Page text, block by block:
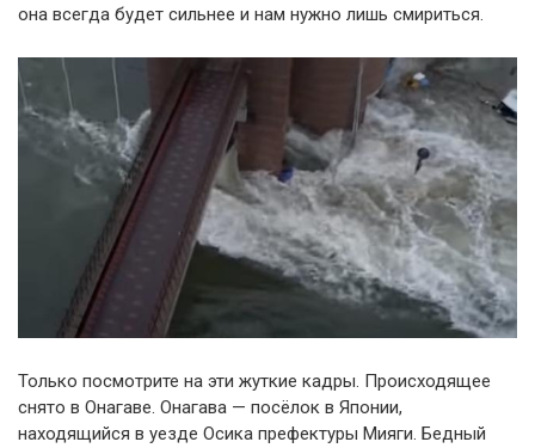
она всегда будет сильнее и нам нужно лишь смириться.
Только посмотрите на эти жуткие кадры. Происходящее
снято в Онагаве. Онагава — посёлок в Японии,
находящийся в уезде Осика префектуры Мияги. Бедный